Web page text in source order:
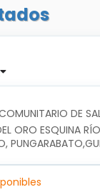
DE
ORO ESQUINA